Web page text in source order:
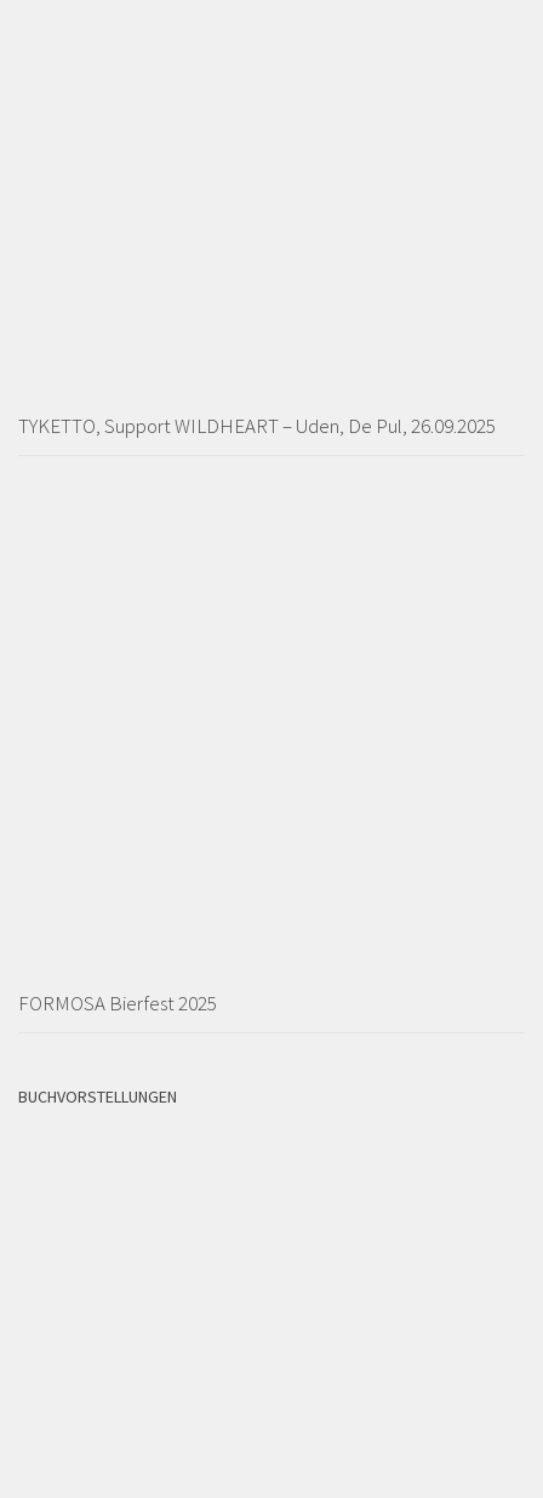
TYKETTO, Support WILDHEART – Uden, De Pul, 26.09.2025
FORMOSA Bierfest 2025
BUCHVORSTELLUNGEN